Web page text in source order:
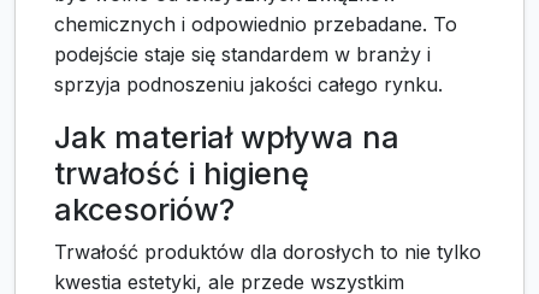
chemicznych i odpowiednio przebadane. To
podejście staje się standardem w branży i
sprzyja podnoszeniu jakości całego rynku.
Jak materiał wpływa na
trwałość i higienę
akcesoriów?
Trwałość produktów dla dorosłych to nie tylko
kwestia estetyki, ale przede wszystkim